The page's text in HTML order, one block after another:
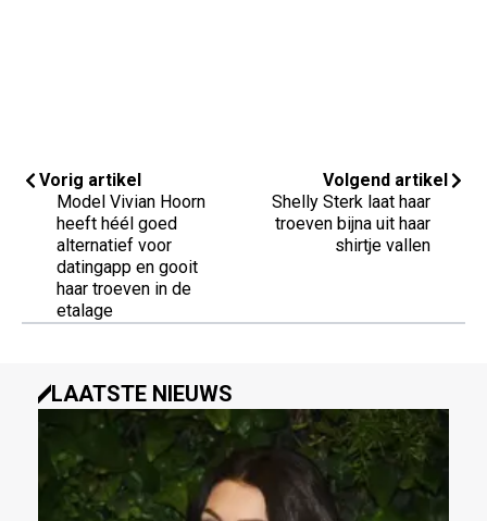
Vorig artikel
Model Vivian Hoorn
heeft héél goed
alternatief voor
datingapp en gooit
haar troeven in de
etalage
Volgend artikel
Shelly Sterk laat haar
troeven bijna uit haar
shirtje vallen
LAATSTE NIEUWS